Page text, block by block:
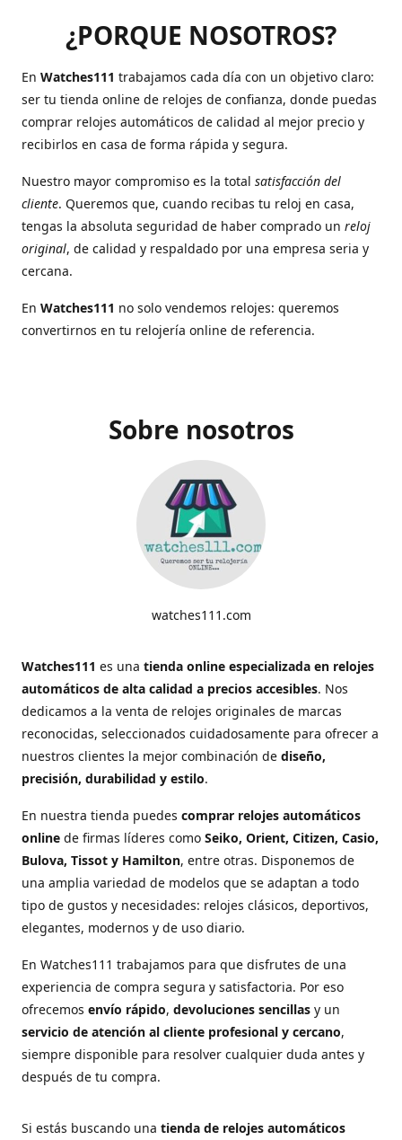
¿PORQUE NOSOTROS?
En Watches111 trabajamos cada día con un objetivo claro:
ser tu tienda online de relojes de confianza, donde puedas
comprar relojes automáticos de calidad al mejor precio y
recibirlos en casa de forma rápida y segura.
Nuestro mayor compromiso es la total satisfacción del
cliente. Queremos que, cuando recibas tu reloj en casa,
tengas la absoluta seguridad de haber comprado un reloj
original, de calidad y respaldado por una empresa seria y
cercana.
En Watches111 no solo vendemos relojes: queremos
convertirnos en tu relojería online de referencia.
Sobre nosotros
watches111.com
Watches111 es una tienda online especializada en relojes
automáticos de alta calidad a precios accesibles. Nos
dedicamos a la venta de relojes originales de marcas
reconocidas, seleccionados cuidadosamente para ofrecer a
nuestros clientes la mejor combinación de diseño,
precisión, durabilidad y estilo.
En nuestra tienda puedes comprar relojes automáticos
online de firmas líderes como Seiko, Orient, Citizen, Casio,
Bulova, Tissot y Hamilton, entre otras. Disponemos de
una amplia variedad de modelos que se adaptan a todo
tipo de gustos y necesidades: relojes clásicos, deportivos,
elegantes, modernos y de uso diario.
En Watches111 trabajamos para que disfrutes de una
experiencia de compra segura y satisfactoria. Por eso
ofrecemos envío rápido, devoluciones sencillas y un
servicio de atención al cliente profesional y cercano,
siempre disponible para resolver cualquier duda antes y
después de tu compra.
Si estás buscando una tienda de relojes automáticos